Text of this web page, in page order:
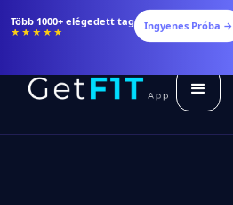
Több 1000+ elégedett tag
★★★★★ Ingyenes Próba →